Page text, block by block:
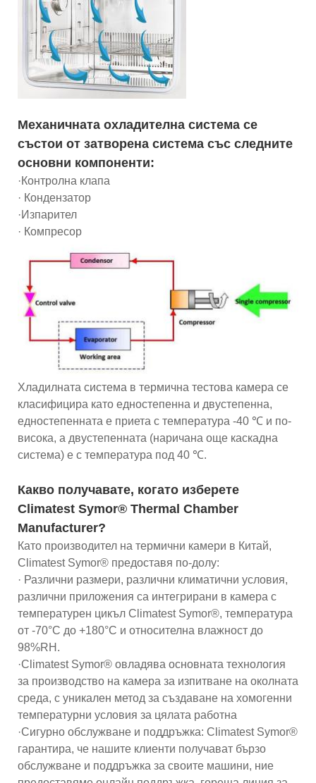
Механичната охладителна система се
състои от затворена система със следните
основни компоненти:
·Контролна клапа
· Кондензатор
·Изпарител
· Компресор
Хладилната система в термична тестова камера се
класифицира като едностепенна и двустепенна,
едностепенната е приета с температура -40 ℃ и по-
висока, а двустепенната (наричана още каскадна
система) е с температура под 40 ℃.
Какво получавате, когато изберете
Climatest Symor® Thermal Chamber
Manufacturer?
Като производител на термични камери в Китай,
Climatest Symor® предоставя по-долу:
· Различни размери, различни климатични условия,
различни приложения са интегрирани в камера с
температурен цикъл Climatest Symor®, температура
от -70°C до +180°C и относителна влажност до
98%RH.
·Climatest Symor® овладява основната технология
за производство на камера за изпитване на околната
среда, с уникален метод за създаване на хомогенни
температурни условия за цялата работна
·Сигурно обслужване и поддръжка: Climatest Symor®
гарантира, че нашите клиенти получават бързо
обслужване и поддръжка за своите машини, ние